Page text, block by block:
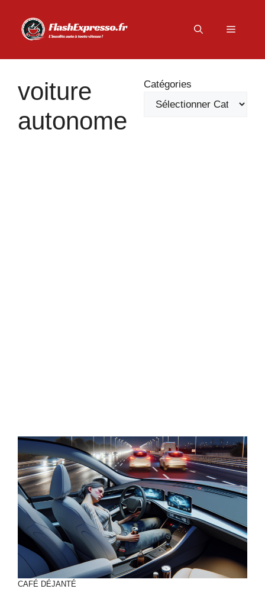
contenu
Menu
voiture
autonome
Catégories
CAFÉ DÉJANTÉ